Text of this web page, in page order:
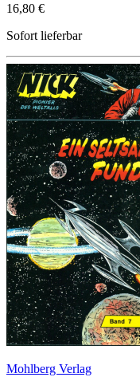
16,80 €
Sofort lieferbar
Mohlberg Verlag